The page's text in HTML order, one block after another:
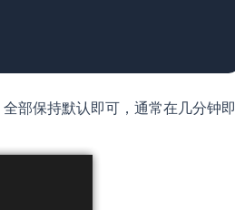
部保持默认即可，通常在几分钟即